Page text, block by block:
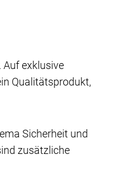
Auf exklusive
Qualitäts­produkt,
Sicherheit und
zusätzliche